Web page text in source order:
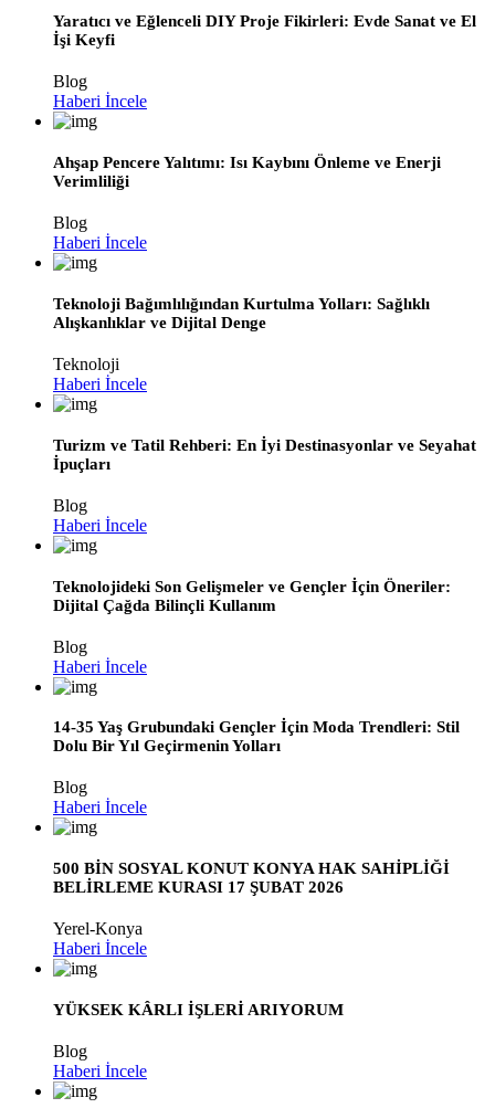
Yaratıcı ve Eğlenceli DIY Proje Fikirleri: Evde Sanat ve El
İşi Keyfi
Blog
Haberi İncele
Ahşap Pencere Yalıtımı: Isı Kaybını Önleme ve Enerji
Verimliliği
Blog
Haberi İncele
Teknoloji Bağımlılığından Kurtulma Yolları: Sağlıklı
Alışkanlıklar ve Dijital Denge
Teknoloji
Haberi İncele
Turizm ve Tatil Rehberi: En İyi Destinasyonlar ve Seyahat
İpuçları
Blog
Haberi İncele
Teknolojideki Son Gelişmeler ve Gençler İçin Öneriler:
Dijital Çağda Bilinçli Kullanım
Blog
Haberi İncele
14-35 Yaş Grubundaki Gençler İçin Moda Trendleri: Stil
Dolu Bir Yıl Geçirmenin Yolları
Blog
Haberi İncele
500 BİN SOSYAL KONUT KONYA HAK SAHİPLİĞİ
BELİRLEME KURASI 17 ŞUBAT 2026
Yerel-Konya
Haberi İncele
YÜKSEK KÂRLI İŞLERİ ARIYORUM
Blog
Haberi İncele